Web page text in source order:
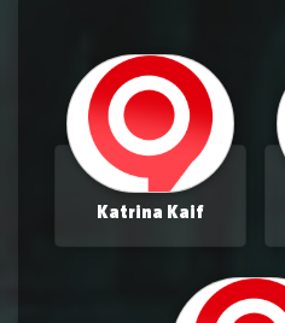
Katrina Kaif